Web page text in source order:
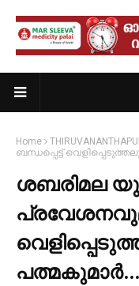
Home
ബന്ധപ്പെട്ട്
ശബരിമല
പത്മകുമാർ…